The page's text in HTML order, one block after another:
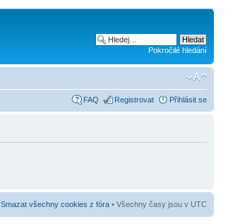
Pokročilé hledání
FAQ Registrovat Přihlásit se
Smazat všechny cookies z fóra • Všechny časy jsou v UTC